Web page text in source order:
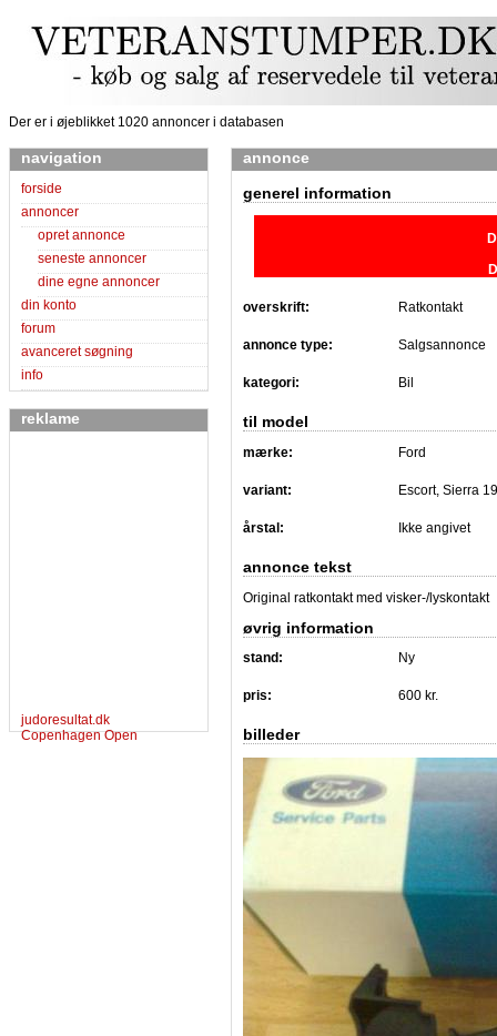
Der er i øjeblikket 1020 annoncer i databasen
navigation
forside
annoncer
opret annonce
seneste annoncer
dine egne annoncer
din konto
forum
avanceret søgning
info
reklame
judoresultat.dk
Copenhagen Open
annonce
generel information
overskrift: Ratkontakt
annonce type: Salgsannonce
kategori: Bil
til model
mærke: Ford
variant: Escort, Sierra
årstal: Ikke angivet
annonce tekst
Original ratkontakt med visker-/lyskontakt
øvrig information
stand: Ny
pris: 600 kr.
billeder